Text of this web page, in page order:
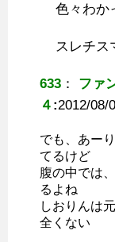
色々わか
スレチス
633 ： ファ
４ :2012/08/
でも、あー
てるけど
腹の中では
るよね
しおりんは
全くない